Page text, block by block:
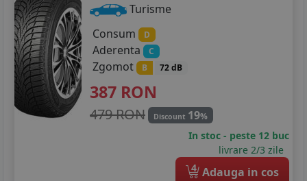
Turisme
Consum
D
Aderenta C
Zgomot B 72 dB
387 RON
479 RON Discount 19%
In stoc - peste 12 buc
livrare 2/3 zile
4 Adauga in cos